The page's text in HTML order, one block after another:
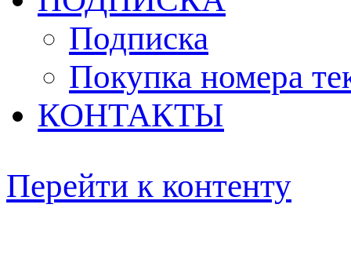
Подписка
Покупка номера
КОНТАКТЫ
Перейти к контенту